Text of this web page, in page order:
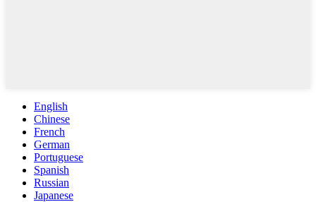
English
Chinese
French
German
Portuguese
Spanish
Russian
Japanese